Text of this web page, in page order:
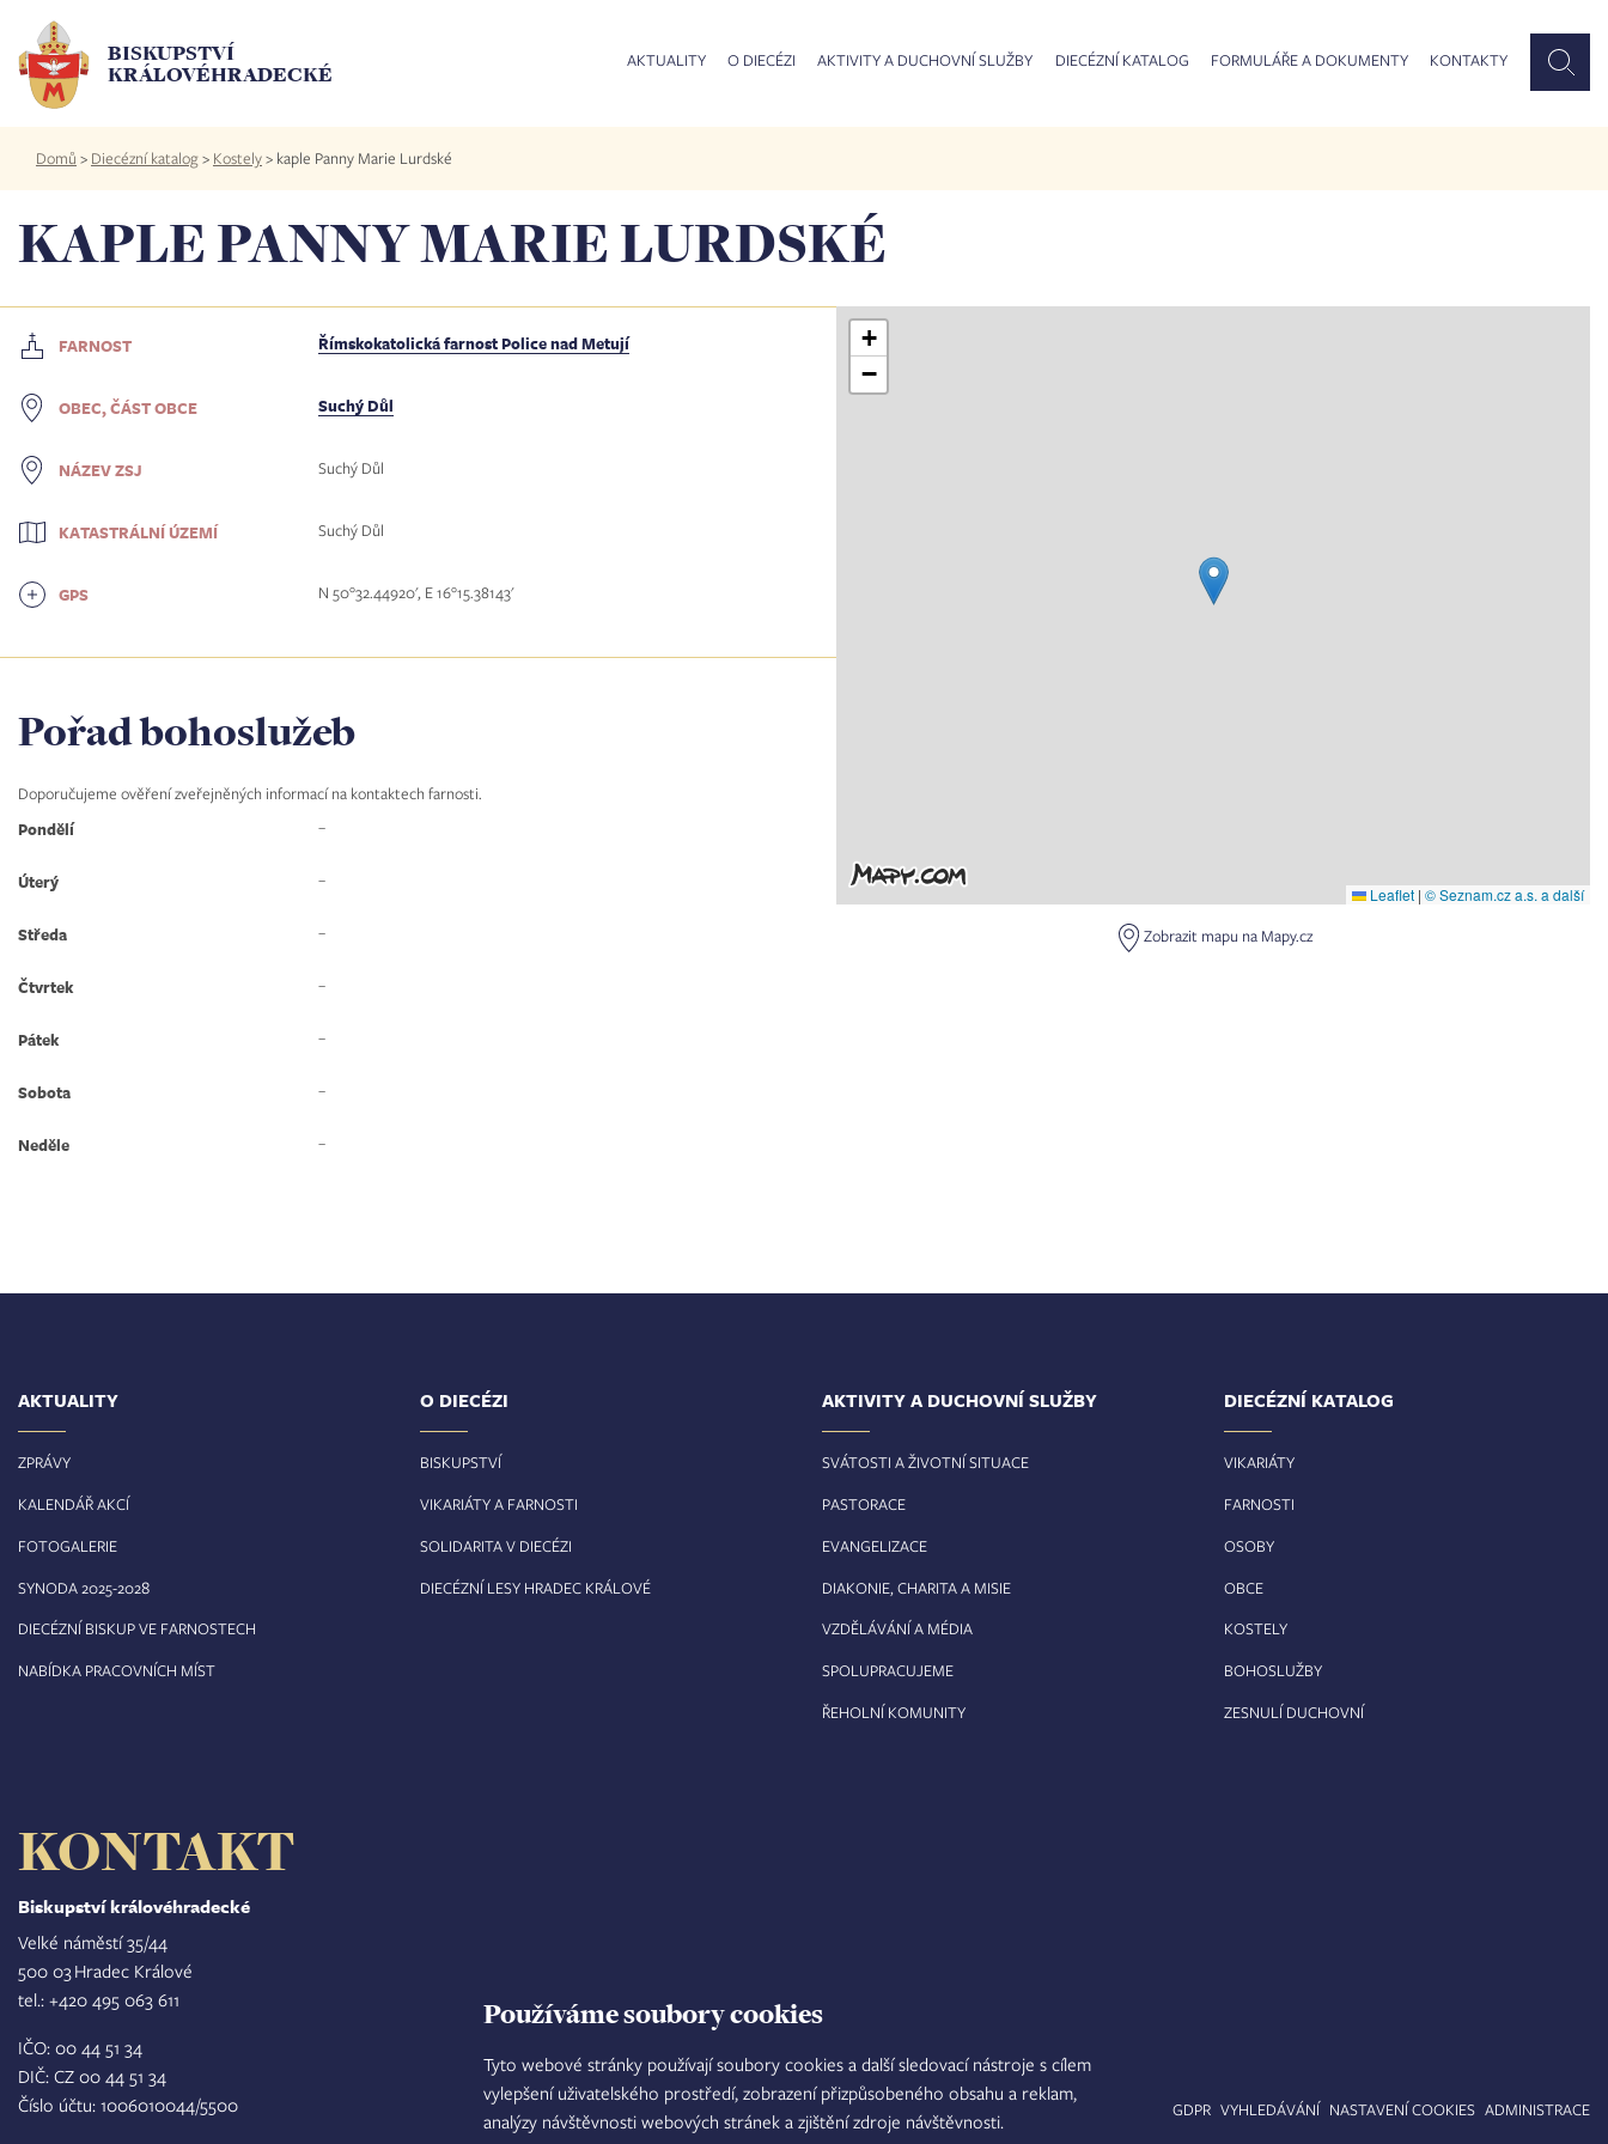
Používáme soubory cookies
Tyto webové stránky používají soubory cookies a další sledovací nástroje s cílem
vylepšení uživatelského prostředí, zobrazení přizpůsobeného obsahu a reklam,
analýzy návštěvnosti webových stránek a zjištění zdroje návštěvnosti.
hlavnímu
obsahu
BISKUPSTVÍ
KRÁLOVÉHRADECKÉ
AKTUALITY O DIECÉZI AKTIVITY A DUCHOVNÍ SLUŽBY DIECÉZNÍ KATALOG FORMULÁŘE A DOKUMENTY KONTAKTY
Drobečková
navigace
Domů > Diecézní katalog> Kostely> kaple Panny Marie Lurdské
KAPLE PANNY MARIE LURDSKÉ
FARNOST Římskokatolická farnost Police nad Metují
OBEC, ČÁST OBCE Suchý Důl
NÁZEV ZSJ Suchý Důl
KATASTRÁLNÍ ÚZEMÍ Suchý Důl
GPS N 50°32.44920', E 16°15.38143'
Pořad bohoslužeb
Doporučujeme ověření zveřejněných informací na kontaktech farnosti.
Pondělí
–
Úterý –
Středa –
Čtvrtek –
Pátek –
Sobota –
Neděle –
+
−
Leaflet | © Seznam.cz a.s. a další
Zobrazit mapu na Mapy.cz
AKTUALITY
ZPRÁVY
KALENDÁŘ AKCÍ
FOTOGALERIE
SYNODA 2025-2028
DIECÉZNÍ BISKUP VE FARNOSTECH
NABÍDKA PRACOVNÍCH MÍST
O DIECÉZI
BISKUPSTVÍ
VIKARIÁTY A FARNOSTI
SOLIDARITA V DIECÉZI
DIECÉZNÍ LESY HRADEC KRÁLOVÉ
AKTIVITY A DUCHOVNÍ SLUŽBY
SVÁTOSTI A ŽIVOTNÍ SITUACE
PASTORACE
EVANGELIZACE
DIAKONIE, CHARITA A MISIE
VZDĚLÁVÁNÍ A MÉDIA
SPOLUPRACUJEME
ŘEHOLNÍ KOMUNITY
DIECÉZNÍ KATALOG
VIKARIÁTY
FARNOSTI
OSOBY
OBCE
KOSTELY
BOHOSLUŽBY
ZESNULÍ DUCHOVNÍ
KONTAKT
Biskupství královéhradecké
Velké náměstí 35/44
500 03 Hradec Králové
tel.: +420 495 063 611
IČO: 00 44 51 34
DIČ: CZ 00 44 51 34
Číslo účtu: 1006010044/5500
TISKOVÝ MLUVČÍ MAPA STRÁNEK GDPR VYHLEDÁVÁNÍ NASTAVENÍ COOKIES ADMINISTRACE